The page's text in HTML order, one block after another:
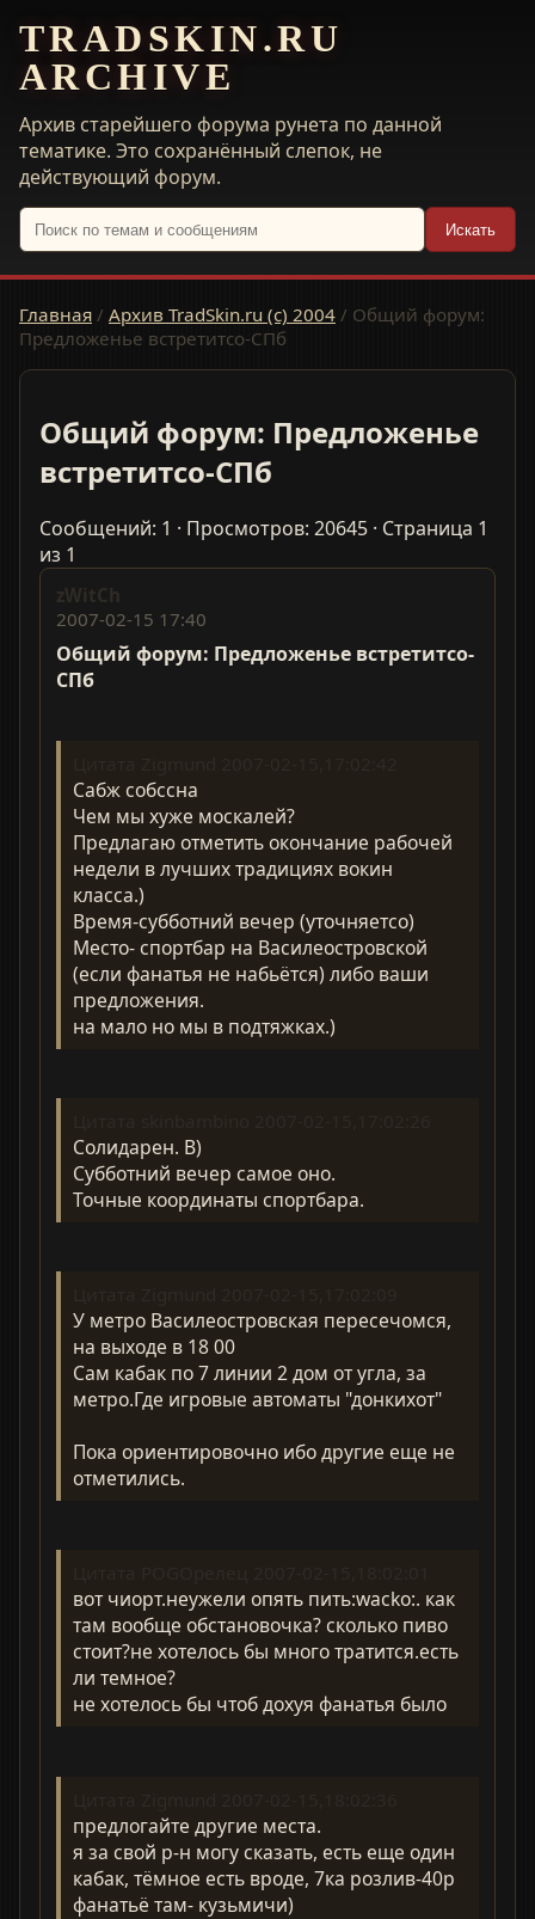
TRADSKIN.RU
ARCHIVE
Архив старейшего форума рунета по данной
тематике. Это сохранённый слепок, не
действующий форум.
Искать
Главная / Архив TradSkin.ru (с) 2004 / Общий форум:
Предложенье встретитсо-СПб
Общий форум: Предложенье
встретитсо-СПб
Сообщений: 1 · Просмотров: 20645 · Страница 1
из 1
zWitCh
2007-02-15 17:40
Общий форум: Предложенье встретитсо-
СПб
Сабж собссна
Чем мы хуже москалей?
Предлагаю отметить окончание рабочей
недели в лучших традициях вокин
класса.)
Время-субботний вечер (уточняетсо)
Место- спортбар на Василеостровской
(если фанатья не набьётся) либо ваши
предложения.
на мало но мы в подтяжках.)
Солидарен. B)
Субботний вечер самое оно.
Точные координаты спортбара.
У метро Василеостровская пересечомся,
на выходе в 18 00
Сам кабак по 7 линии 2 дом от угла, за
метро.Где игровые автоматы "донкихот"
Пока ориентировочно ибо другие еще не
отметились.
вот чиорт.неужели опять пить:wacko:. как
там вообще обстановочка? сколько пиво
стоит?не хотелось бы много тратится.есть
ли темное?
не хотелось бы чтоб дохуя фанатья было
предлогайте другие места.
я за свой р-н могу сказать, есть еще один
кабак, тёмное есть вроде, 7ка розлив-40р
фанатьё там- кузьмичи)